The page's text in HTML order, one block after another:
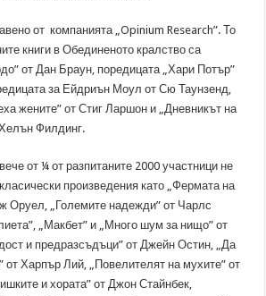
от компанията „Opinium Research”. То
книги в Обединеното кралство са
от Дан Браун, поредицата „Хари Потър”
за Ейдриън Моул от Сю Таунзенд,
жените” от Стиг Ларшон и „Дневникът на
Филдинг.
от ¼ от разпитаните 2000 участници не
произведения като „Фермата на
Оруел, „Големите надежди” от Чарлс
„Макбет” и „Много шум за нищо” от
и предразсъдъци” от Джейн Остин, „Да
от Харпър Лий, „Повелителят на мухите” от
и хората” от Джон Стайнбек,